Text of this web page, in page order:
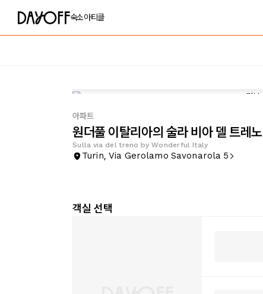
숙소아티클
아파트
원더풀 이탈리아의 술라 비아 델 트레노
Sulla via del treno by Wonderful Italy
Turin, Via Gerolamo Savonarola 5
객실 선택